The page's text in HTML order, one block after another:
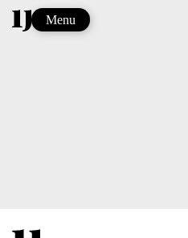
Menu